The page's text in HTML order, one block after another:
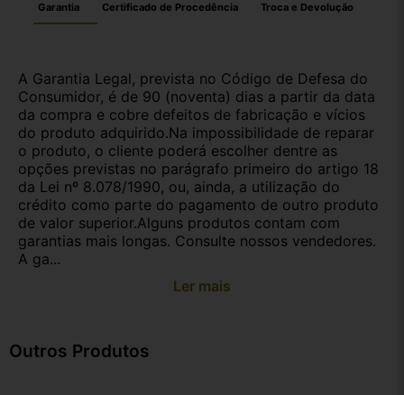
Garantia Certificado de Procedência Troca e Devolução
A Garantia Legal, prevista no Código de Defesa do
Consumidor, é de 90 (noventa) dias a partir da data
da compra e cobre defeitos de fabricação e vícios
do produto adquirido.Na impossibilidade de reparar
o produto, o cliente poderá escolher dentre as
opções previstas no parágrafo primeiro do artigo 18
da Lei nº 8.078/1990, ou, ainda, a utilização do
crédito como parte do pagamento de outro produto
de valor superior.Alguns produtos contam com
garantias mais longas. Consulte nossos vendedores.
A ga...
Ler mais
Outros Produtos